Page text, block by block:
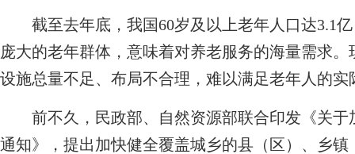
截至去年底，我国60岁及以上老年人口达3.1亿
庞大的老年群体，意味着对养老服务的海量需求
设施总量不足、布局不合理，难以满足老年人的实
前不久，民政部、自然资源部联合印发《关于
通知》，提出加快健全覆盖城乡的县（区）、乡